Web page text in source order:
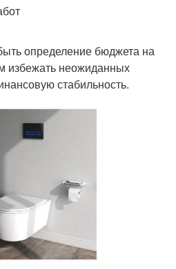
определение бюджета на
избежать неожиданных
стабильность.